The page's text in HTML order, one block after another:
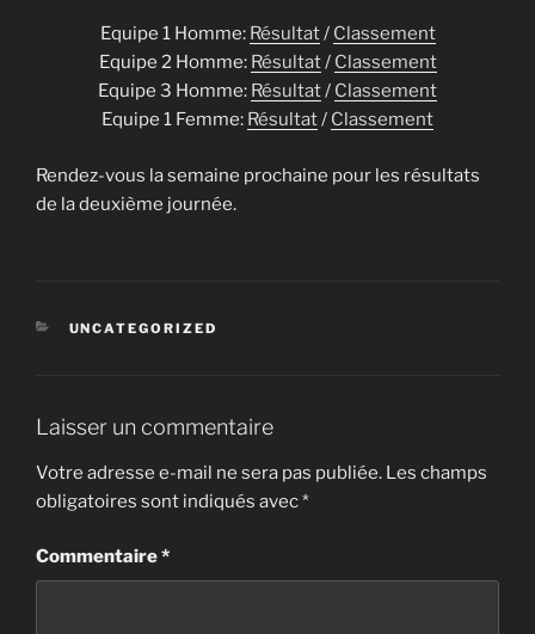
Equipe 1 Homme: Résultat/ Classement
Equipe 2 Homme: Résultat/ Classement
Equipe 3 Homme: Résultat/ Classement
Equipe 1 Femme: Résultat/ Classement
Rendez-vous la semaine prochaine pour les résultats
de la deuxième journée.
CATÉGORIES
UNCATEGORIZED
Laisser un commentaire
Votre adresse e-mail ne sera pas publiée. Les champs
obligatoires sont indiqués avec*
Commentaire*